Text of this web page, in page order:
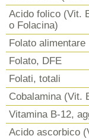
Acido folico (Vit.
o Folacina)
Folato alimentare
Folato, DFE
Folati, totali
Cobalamina (Vit.
Vitamina B-12,
Acido ascorbico